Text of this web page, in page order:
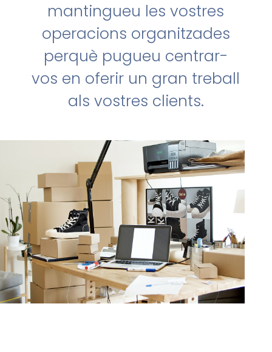
mantingueu les vostres
operacions organitzades
perquè pugueu centrar-
vos en oferir un gran treball
als vostres clients.